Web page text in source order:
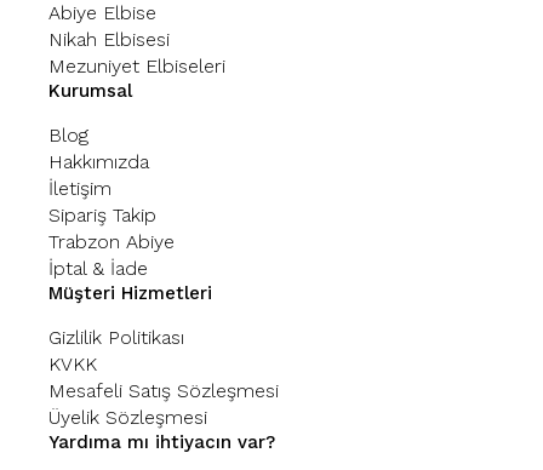
Abiye Elbise
Nikah Elbisesi
Mezuniyet Elbiseleri
Kurumsal
Blog
Hakkımızda
İletişim
Sipariş Takip
Trabzon Abiye
İptal & İade
Müşteri Hizmetleri
Gizlilik Politikası
KVKK
Mesafeli Satış Sözleşmesi
Üyelik Sözleşmesi
Yardıma mı ihtiyacın var?